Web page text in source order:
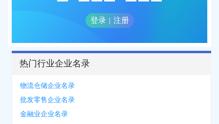
登录 | 注册
热门行业企业名录
物流仓储企业名录
批发零售企业名录
金融业企业名录